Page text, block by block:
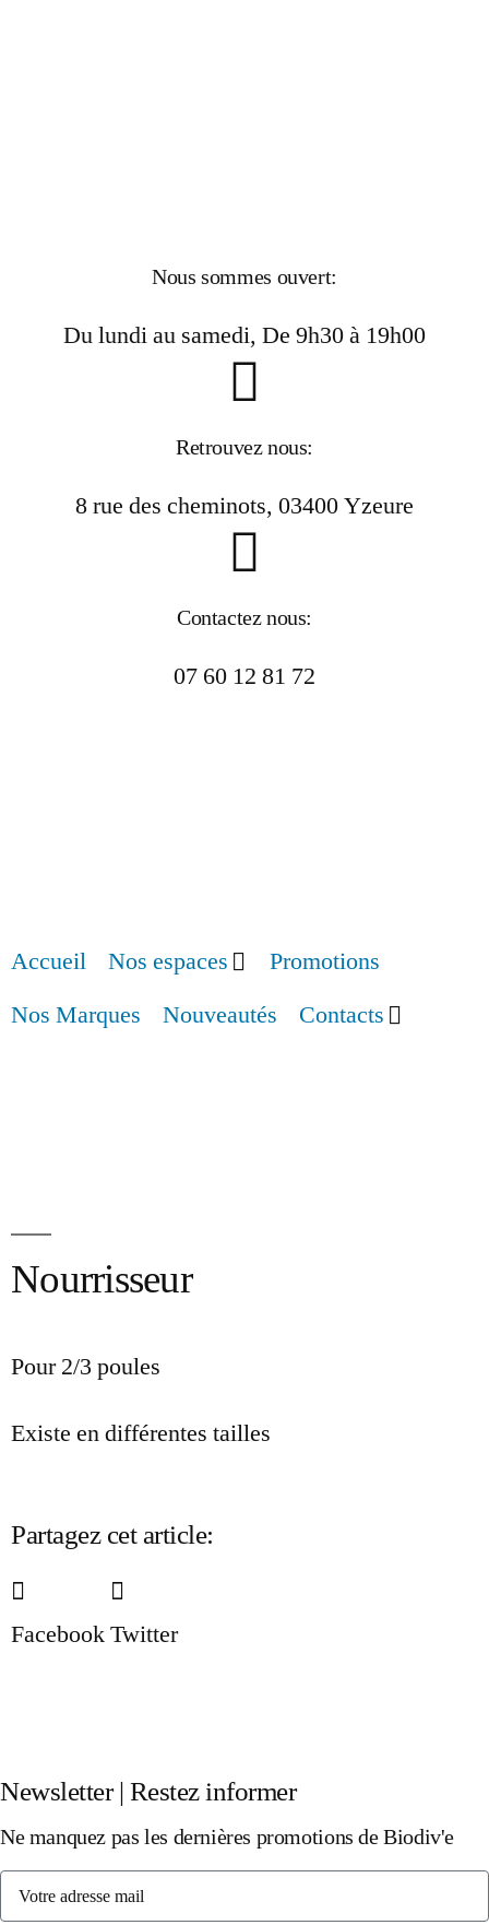
Nous sommes ouvert:
Du lundi au samedi, De 9h30 à 19h00
Retrouvez nous:
8 rue des cheminots, 03400 Yzeure
Contactez nous:
07 60 12 81 72
Accueil Nos espaces
Promotions
Nos Marques
Nouveautés Contacts
Nourrisseur
Pour 2/3 poules
Existe en différentes tailles
Partagez cet article:
FacebookTwitter
Newsletter | Restez informer
Ne manquez pas les dernières promotions de Biodiv'e